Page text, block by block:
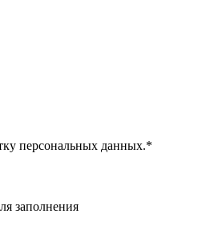
персональных данных.*
заполнения